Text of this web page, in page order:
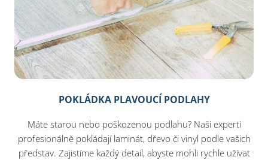
POKLÁDKA PLAVOUCÍ PODLAHY
Máte starou nebo poškozenou podlahu? Naši experti
profesionálně pokládají laminát, dřevo či vinyl podle vašich
představ. Zajistíme každý detail, abyste mohli rychle užívat